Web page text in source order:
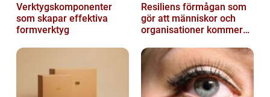
Verktygskomponenter
som skapar effektiva
formverktyg
Resiliens förmågan som
gör att människor och
organisationer kommer